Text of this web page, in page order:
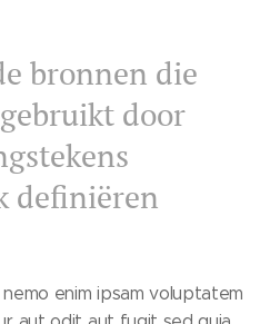
bronnen die
door
definiëren
enim ipsam voluptatem